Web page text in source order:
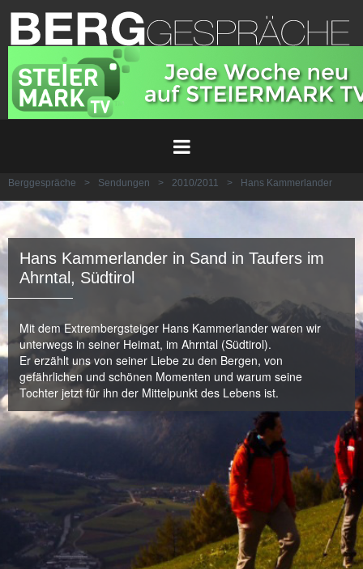
Berggespräche > Sendungen > 2010/2011 > Hans Kammerlander
Hans Kammerlander in Sand in Taufers im
Ahrntal, Südtirol
Mit dem Extrembergsteiger Hans Kammerlander waren wir
unterwegs in seiner Heimat, im Ahrntal (Südtirol).
Er erzählt uns von seiner Liebe zu den Bergen, von
gefährlichen und schönen Momenten und warum seine
Tochter jetzt für ihn der Mittelpunkt des Lebens ist.